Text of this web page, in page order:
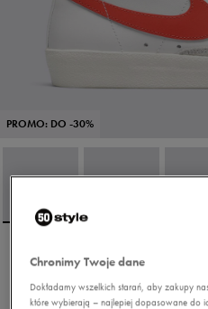
PROMO: DO -30%
NIKE BLAZER MID 77
Chronimy Twoje dane
Dokładamy wszelkich starań, aby zakupy
które wybierają – najlepiej dopasowane do